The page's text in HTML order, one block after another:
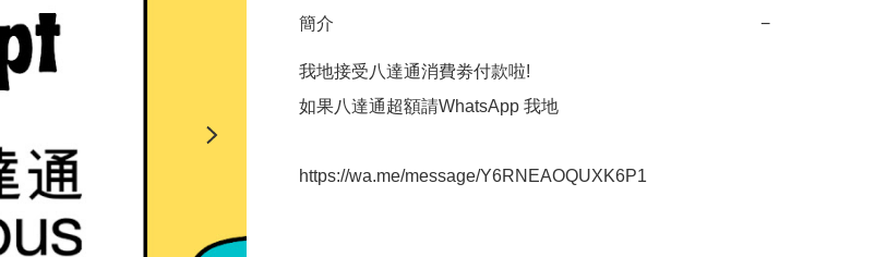
簡介 −
我地接受八達通消費劵付款啦!
如果八達通超額請WhatsApp 我地
https://wa.me/message/Y6RNEAOQUXK6P1